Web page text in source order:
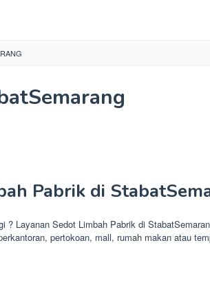
Pabrik di
Layanan Sedot Limbah Pabrik di
pertokoan, mall, rumah makan atau